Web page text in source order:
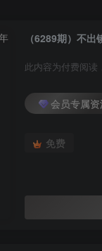
此内容为付费阅读
会员专属
免费